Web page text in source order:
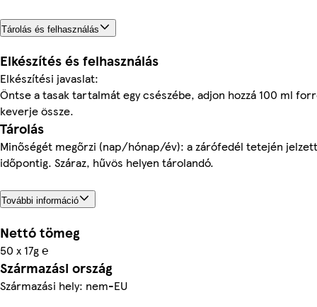
Tárolás és felhasználás
Elkészítés és felhasználás
Elkészítési javaslat:
Öntse a tasak tartalmát egy csészébe, adjon hozzá 100 ml
keverje össze.
Tárolás
Minőségét megőrzi (nap/hónap/év): a zárófedél tetején jelzett
időpontig. Száraz, hűvös helyen tárolandó.
További információ
Nettó tömeg
50 x 17g ℮
Származási ország
Származási hely: nem-EU